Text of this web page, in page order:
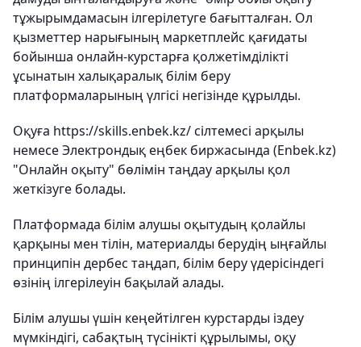
тұжырымдамасын ілгерілетуге бағытталған. Ол
қызметтер нарығының маркетплейс қағидаты
бойынша онлайн-курстарға қолжетімділікті
ұсынатын халықаралық білім беру
платформаларының үлгісі негізінде құрылды.
Оқуға https://skills.enbek.kz/ сілтемесі арқылы
немесе Электрондық еңбек биржасында (Enbek.kz)
"Онлайн оқыту" бөлімін таңдау арқылы қол
жеткізуге болады.
Платформада білім алушы оқытудың қолайлы
қарқыны мен тілін, материалды берудің ыңғайлы
принципін дербес таңдап, білім беру үдерісіндегі
өзінің ілгерілеуін бақылай алады.
Білім алушы үшін кеңейтілген курстарды іздеу
мүмкіндігі, сабақтың түсінікті құрылымы, оқу